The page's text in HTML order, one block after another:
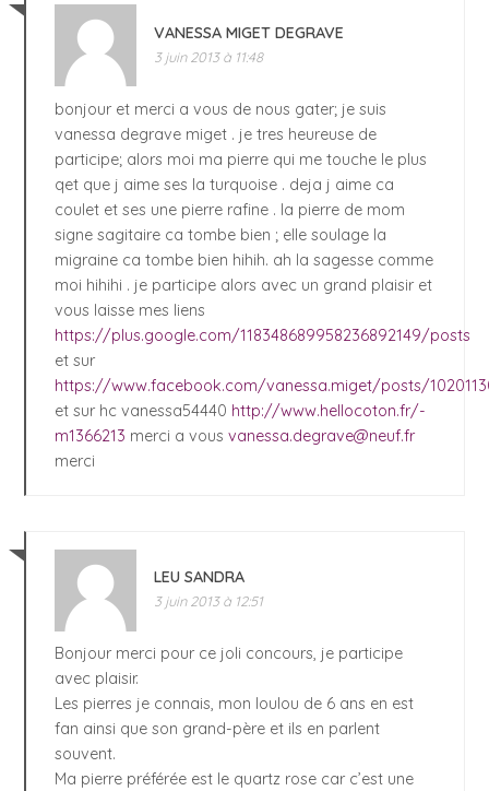
VANESSA MIGET DEGRAVE
3 juin 2013 à 11:48
bonjour et merci a vous de nous gater; je suis
vanessa degrave miget . je tres heureuse de
participe; alors moi ma pierre qui me touche le plus
qet que j aime ses la turquoise . deja j aime ca
coulet et ses une pierre rafine . la pierre de mom
signe sagitaire ca tombe bien ; elle soulage la
migraine ca tombe bien hihih. ah la sagesse comme
moi hihihi . je participe alors avec un grand plaisir et
vous laisse mes liens
https://plus.google.com/118348689958236892149/posts
et sur
https://www.facebook.com/vanessa.miget/posts/
et sur hc vanessa54440 http://www.hellocoton.fr/-
m1366213 merci a vous vanessa.degrave@neuf.fr
merci
LEU SANDRA
3 juin 2013 à 12:51
Bonjour merci pour ce joli concours, je participe
avec plaisir.
Les pierres je connais, mon loulou de 6 ans en est
fan ainsi que son grand-père et ils en parlent
souvent.
Ma pierre préférée est le quartz rose car c’est une